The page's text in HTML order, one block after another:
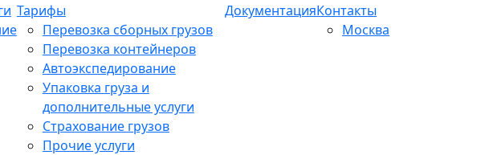
Тарифы
Перевозка сборных грузов
Перевозка контейнеров
Автоэкспедирование
Упаковка груза и
дополнительные услуги
Страхование грузов
Прочие услуги
ДокументацияКонтакты
Москва